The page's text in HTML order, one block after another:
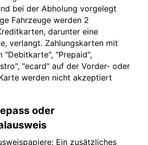
bei der Abholung vorgelegt
Fahrzeuge werden 2
darunter eine
verlangt. Zahlungskarten mit
"Debitkarte", "Prepaid",
"ecard" auf der Vorder- oder
werden nicht akzeptiert
oder
Ein zusätzliches